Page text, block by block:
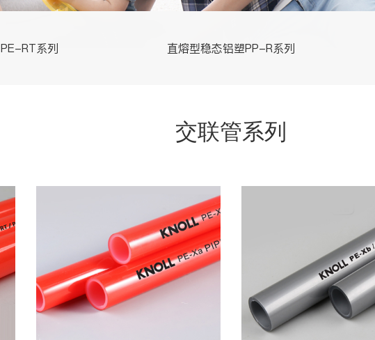
PE-RT系列 直熔型稳态铝塑PP-R系列
交联管系列